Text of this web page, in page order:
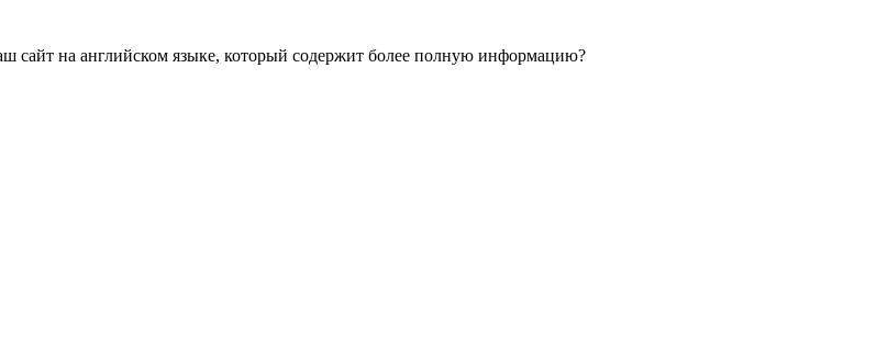
сайт на английском языке, который содержит более полную информацию?